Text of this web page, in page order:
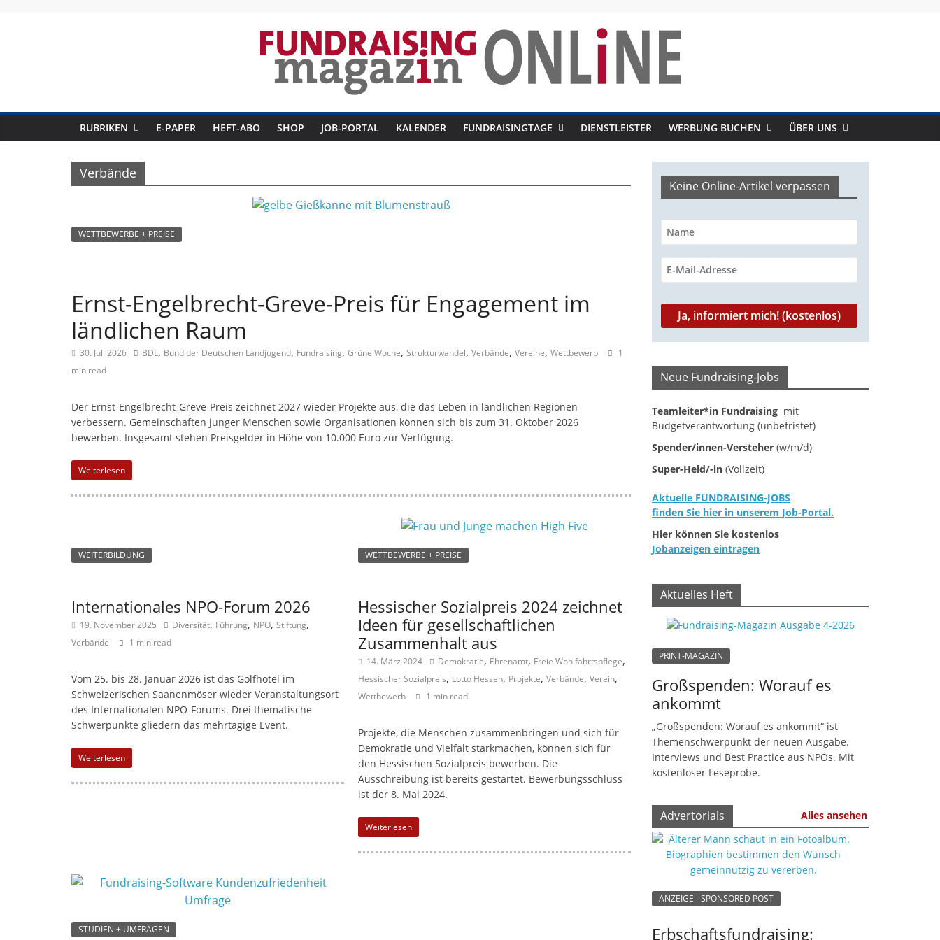
Fundraising-
Magazin
r
a
a
z
i
a
l
a
r
k
i
p
RUBRIKEN E-PAPER HEFT-ABO SHOP JOB-PORTAL KALENDER FUNDRAISINGTAGE DIENSTLEISTER WERBUNG BUCHEN ÜBER UNS
Verbände
WETTBEWERBE + PREISE
Ernst-Engelbrecht-Greve-Preis für Engagement im
ländlichen Raum
30. Juli 2026 BDL, Bund der Deutschen Landjugend, Fundraising, Grüne Woche, Strukturwandel, Verbände, Vereine, Wettbewerb
1
min read
Der Ernst-Engelbrecht-Greve-Preis zeichnet 2027 wieder Projekte aus, die das Leben in ländlichen Regionen
verbessern. Gemeinschaften junger Menschen sowie Organisationen können sich bis zum 31. Oktober 2026
bewerben. Insgesamt stehen Preisgelder in Höhe von 10.000 Euro zur Verfügung.
Weiterlesen
WEITERBILDUNG
Internationales NPO-Forum 2026
19. November 2025 Diversität, Führung, NPO, Stiftung,
Verbände 1 min read
Vom 25. bis 28. Januar 2026 ist das Golfhotel im
Schweizerischen Saanenmöser wieder Veranstaltungsort
des Internationalen NPO-Forums. Drei thematische
Schwerpunkte gliedern das mehrtägige Event.
Weiterlesen
WETTBEWERBE + PREISE
Hessischer Sozialpreis 2024 zeichnet
Ideen für gesellschaftlichen
Zusammenhalt aus
14. März 2024 Demokratie, Ehrenamt, Freie Wohlfahrtspflege,
Hessischer Sozialpreis, Lotto Hessen, Projekte,Verbände,Verein,
Wettbewerb 1 min read
Projekte, die Menschen zusammenbringen und sich für
Demokratie und Vielfalt starkmachen, können sich für
den Hessischen Sozialpreis bewerben. Die
Ausschreibung ist bereits gestartet. Bewerbungsschluss
ist der 8. Mai 2024.
Weiterlesen
STUDIEN + UMFRAGEN
Keine Online-Artikel verpassen
Neue Fundraising-Jobs
Teamleiter*in Fundraising mit
Budgetverantwortung (unbefristet)
Spender/innen-Versteher (w/m/d)
Super-Held/-in (Vollzeit)
Aktuelle FUNDRAISING-JOBS
finden Sie hier in unserem Job-Portal.
Hier können Sie kostenlos
Jobanzeigen eintragen
Aktuelles Heft
PRINT-MAGAZIN
Großspenden: Worauf es
ankommt
„Großspenden: Worauf es ankommt“ ist
Themenschwerpunkt der neuen Ausgabe.
Interviews und Best Practice aus NPOs. Mit
kostenloser Leseprobe.
Advertorials Alles ansehen
ANZEIGE - SPONSORED POST
Erbschaftsfundraising: